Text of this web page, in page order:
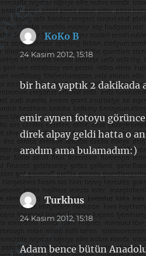
KoKo Bdedi
ki:
24 Kasım 2012, 15:18
bir hata yaptık 2 dakikada
emir aynen fotoyu
direk alpay geldi hatta o
aradım ama bulamadım:)
Turkhusdedi
ki:
24 Kasım 2012, 15:18
Adam bence bütün